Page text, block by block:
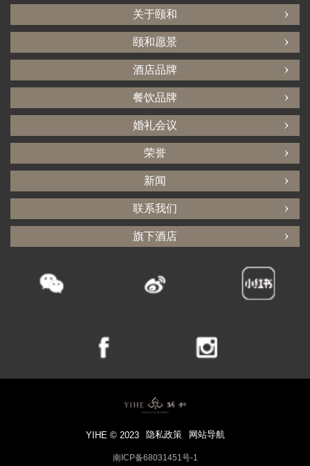
关于颐和
颐和愿景
酒店品牌
餐饮品牌
婚礼会议
荣誉
新闻
联系我们
旗下酒店
YIHE © 2023 隐私政策 网站导航
南ICP备68031451号-1